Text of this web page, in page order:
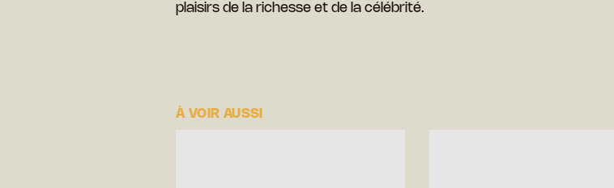
plaisirs de la richesse et de la célébrité.
À VOIR AUSSI